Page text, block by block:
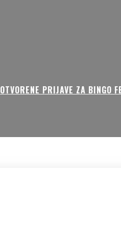
OTVORENE PRIJAVE ZA BINGO